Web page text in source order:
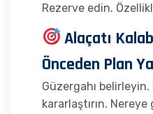
Rezerve edin.
Alaçatı
Önceden Plan
Güzergahı
kararlaştırın.